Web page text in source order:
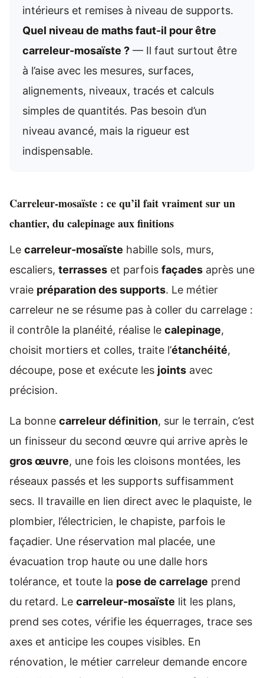
intérieurs et remises à niveau de supports.
Quel niveau de maths faut-il pour être
carreleur-mosaïste ? — Il faut surtout être
à l’aise avec les mesures, surfaces,
alignements, niveaux, tracés et calculs
simples de quantités. Pas besoin d’un
niveau avancé, mais la rigueur est
indispensable.
Carreleur-mosaïste : ce qu’il fait vraiment sur un
chantier, du calepinage aux finitions
Le carreleur-mosaïste habille sols, murs,
escaliers, terrasses et parfois façades après une
vraie préparation des supports. Le métier
carreleur ne se résume pas à coller du carrelage :
il contrôle la planéité, réalise le calepinage,
choisit mortiers et colles, traite l’étanchéité,
découpe, pose et exécute les joints avec
précision.
La bonne carreleur définition, sur le terrain, c’est
un finisseur du second œuvre qui arrive après le
gros œuvre, une fois les cloisons montées, les
réseaux passés et les supports suffisamment
secs. Il travaille en lien direct avec le plaquiste, le
plombier, l’électricien, le chapiste, parfois le
façadier. Une réservation mal placée, une
évacuation trop haute ou une dalle hors
tolérance, et toute la pose de carrelage prend
du retard. Le carreleur-mosaïste lit les plans,
prend ses cotes, vérifie les équerrages, trace ses
axes et anticipe les coupes visibles. En
rénovation, le métier carreleur demande encore